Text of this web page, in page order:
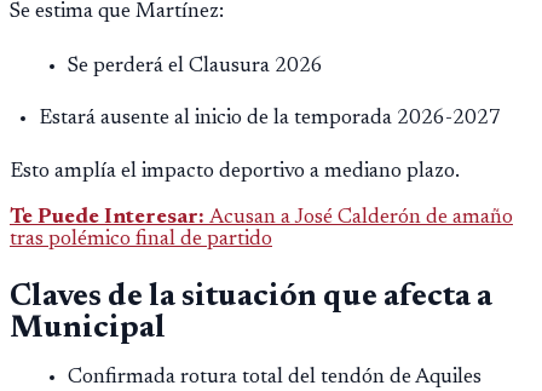
Se estima que Martínez:
Se perderá el Clausura 2026
Estará ausente al inicio de la temporada 2026-2027
Esto amplía el impacto deportivo a mediano plazo.
Te Puede Interesar: Acusan a José Calderón de amaño
tras polémico final de partido
Claves de la situación que afecta a
Municipal
Confirmada rotura total del tendón de Aquiles